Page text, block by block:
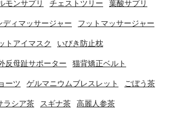
モンサプリ チェストツリー 葉酸サプリ
ディマッサージャー フットマッサージャー
トアイマスク いびき防止枕
反母趾サポーター 猫背矯正ベルト
ーツ ゲルマニウムブレスレット ごぼう茶
ラシア茶 スギナ茶 高麗人参茶